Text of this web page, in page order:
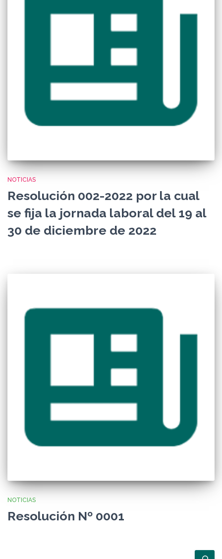
NOTICIAS
Resolución 002-2022 por la cual
se fija la jornada laboral del 19 al
30 de diciembre de 2022
NOTICIAS
Resolución Nº 0001